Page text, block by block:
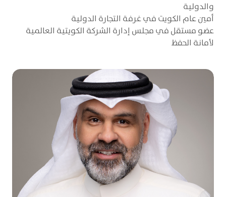
والدولية
أمين عام الكويت في غرفة التجارة الدولية
عضو مستقل في مجلس إدارة الشركة الكويتية العالمية
لأمانة الحفظ